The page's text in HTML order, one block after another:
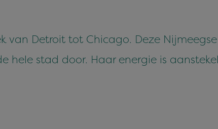
van Detroit tot Chicago. Deze
hele stad door. Haar energie is